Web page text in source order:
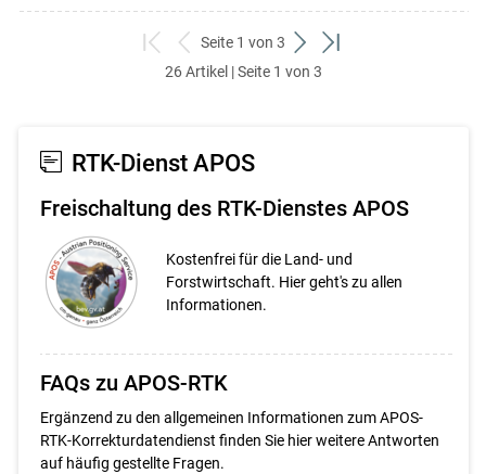
zum
ersten
zurück
zum
Seite 1 von 3
weiter
zum
zum
26 Artikel | Seite 1 von 3
RTK-Dienst APOS
Freischaltung des RTK-Dienstes APOS
Kostenfrei für die Land- und
Forstwirtschaft. Hier geht's zu allen
Informationen.
FAQs zu APOS-RTK
Ergänzend zu den allgemeinen Informationen zum APOS-
RTK-Korrekturdatendienst finden Sie hier weitere Antworten
auf häufig gestellte Fragen.